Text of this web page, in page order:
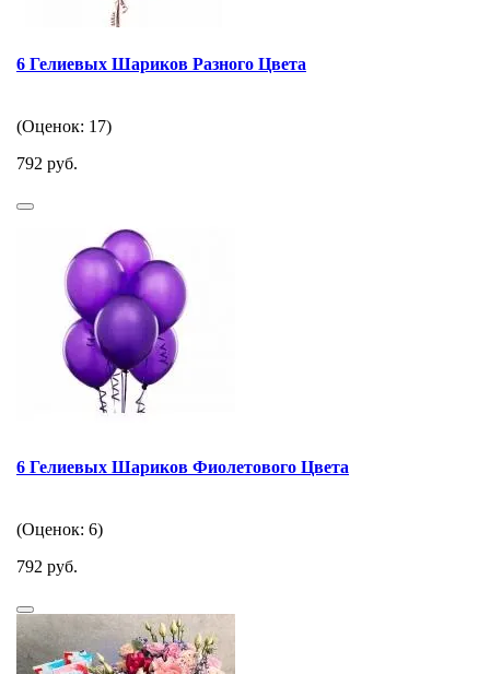
6 Гелиевых Шариков Разного Цвета
(Оценок: 17)
792 руб.
6 Гелиевых Шариков Фиолетового Цвета
(Оценок: 6)
792 руб.